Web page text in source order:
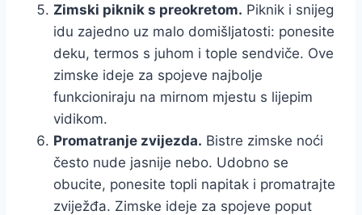
Zimski piknik s preokretom. Piknik i snijeg
idu zajedno uz malo domišljatosti: ponesite
deku, termos s juhom i tople sendviče. Ove
zimske ideje za spojeve najbolje
funkcioniraju na mirnom mjestu s lijepim
vidikom.
Promatranje zvijezda. Bistre zimske noći
često nude jasnije nebo. Udobno se
obucite, ponesite topli napitak i promatrajte
zviježđa. Zimske ideje za spojeve poput